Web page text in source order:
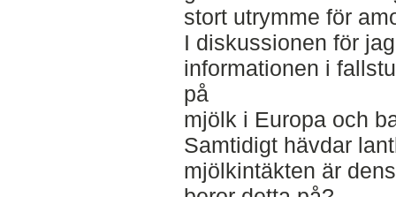
stort utrymme för
I diskussionen för
informationen i
på
mjölk i Europa och
Samtidigt hävdar
mjölkintäkten är